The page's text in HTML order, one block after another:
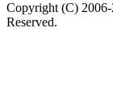
Copyright (C)
Reserved.